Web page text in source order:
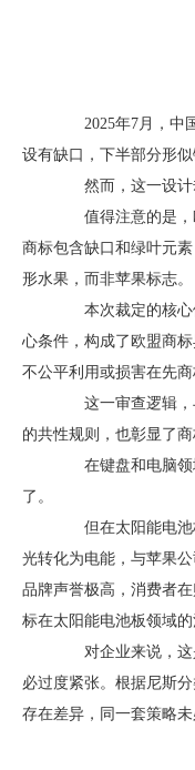
2025年7月，中国
设有缺口，下半部分形
然而，这一设计
值得注意的是，欧
商标包含缺口和绿叶元
形水果，而非苹果标志。
本次裁定的核心依
心条件，构成了欧盟商
不公平利用或损害在先商
这一审查逻辑，与
的共性规则，也彰显了
在键盘和电脑领域
了。
但在太阳能电池板
光转化为电能，与苹果
品牌声誉极高，消费者
标在太阳能电池板领域
对企业来说，这
必过度紧张。根据尼斯
存在差异，同一套策略未